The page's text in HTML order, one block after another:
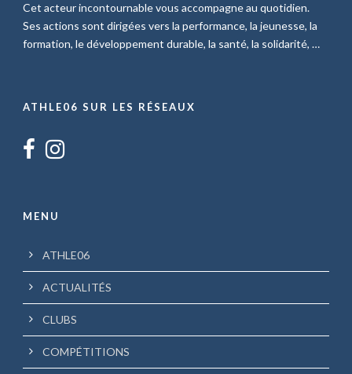
Cet acteur incontournable vous accompagne au quotidien.
Ses actions sont dirigées vers la performance, la jeunesse, la
formation, le développement durable, la santé, la solidarité, …
ATHLE06 SUR LES RÉSEAUX
MENU
ATHLE06
ACTUALITÉS
CLUBS
COMPÉTITIONS